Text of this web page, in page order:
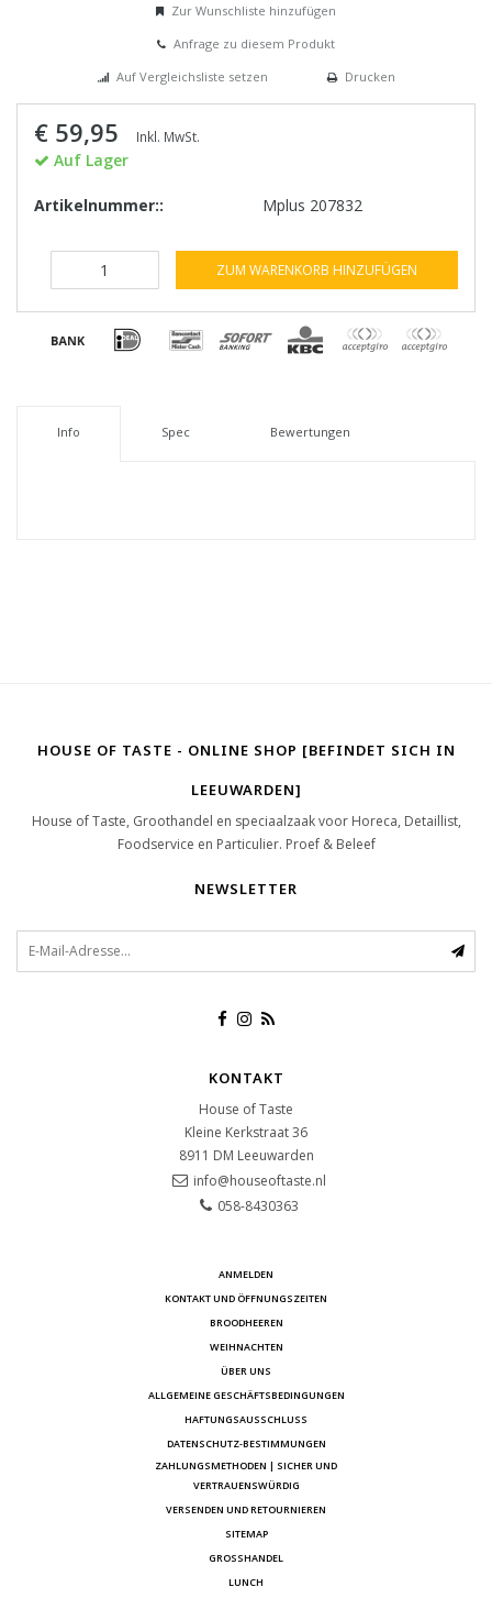
Zur Wunschliste hinzufügen
Anfrage zu diesem Produkt
Auf Vergleichsliste setzen
Drucken
€ 59,95 Inkl. MwSt.
Auf Lager
Artikelnummer:: Mplus 207832
ZUM WARENKORB HINZUFÜGEN
Info Spec Bewertungen
HOUSE OF TASTE - ONLINE SHOP [BEFINDET SICH IN
LEEUWARDEN]
House of Taste, Groothandel en speciaalzaak voor Horeca, Detaillist,
Foodservice en Particulier. Proef & Beleef
NEWSLETTER
KONTAKT
House of Taste
Kleine Kerkstraat 36
8911 DM Leeuwarden
info@houseoftaste.nl
058-8430363
ANMELDEN
KONTAKT UND ÖFFNUNGSZEITEN
BROODHEEREN
WEIHNACHTEN
ÜBER UNS
ALLGEMEINE GESCHÄFTSBEDINGUNGEN
HAFTUNGSAUSSCHLUSS
DATENSCHUTZ-BESTIMMUNGEN
ZAHLUNGSMETHODEN | SICHER UND
VERTRAUENSWÜRDIG
VERSENDEN UND RETOURNIEREN
SITEMAP
GROSSHANDEL
LUNCH